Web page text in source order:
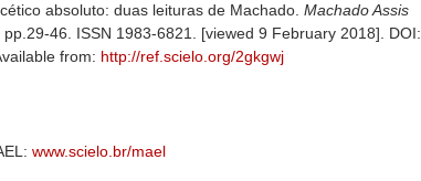
absoluto: duas leituras de Machado. Machado Assis
46. ISSN 1983-6821. [viewed 9 February 2018]. DOI:
from: http://ref.scielo.org/2gkgwj
www.scielo.br/mael